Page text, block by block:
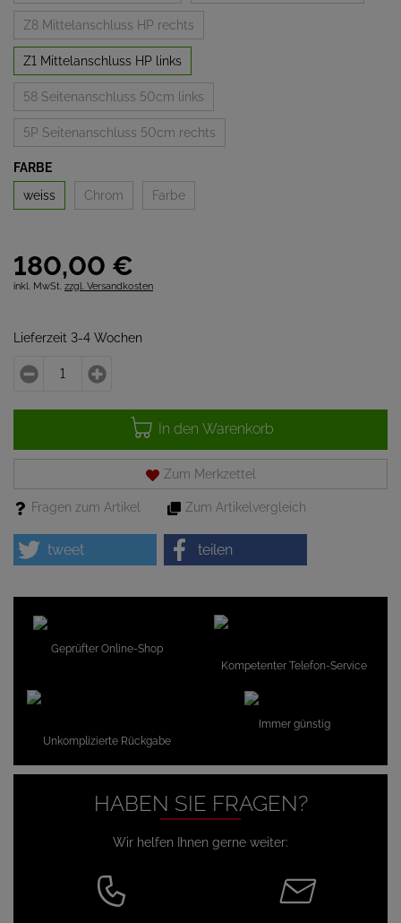
Z8 Mittelanschluss HP rechts
Z1 Mittelanschluss HP links
58 Seitenanschluss 50cm links
5P Seitenanschluss 50cm rechts
FARBE
weiss
Chrom Farbe
180,00 €
inkl. MwSt. zzgl. Versandkosten
Lieferzeit 3-4 Wochen
In den Warenkorb
Zum Merkzettel
Fragen zum Artikel Zum Artikelvergleich
tweet teilen
Geprüfter Online-Shop
Kompetenter Telefon-Service
Unkomplizierte Rückgabe
Immer günstig
HABEN SIE FRAGEN?
Wir helfen Ihnen gerne weiter: